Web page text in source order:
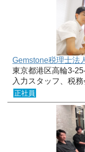
Gemstone税理士法
東京都港区高輪3-
入力スタッフ、税
正社員